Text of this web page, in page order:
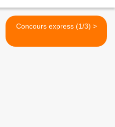
Concours express (1/3) >